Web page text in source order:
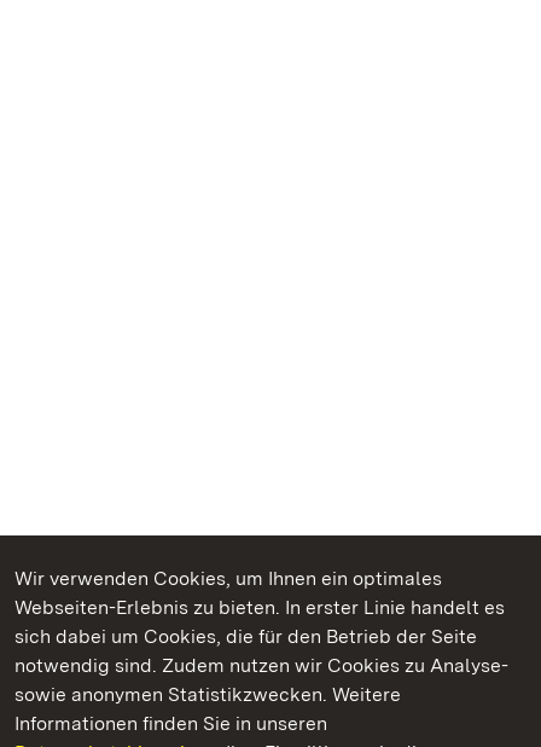
Wir verwenden Cookies, um Ihnen ein optimales
Webseiten-Erlebnis zu bieten. In erster Linie handelt es
sich dabei um Cookies, die für den Betrieb der Seite
notwendig sind. Zudem nutzen wir Cookies zu Analyse-
sowie anonymen Statistikzwecken. Weitere
Informationen finden Sie in unseren
Kommen. Staunen. Genießen.